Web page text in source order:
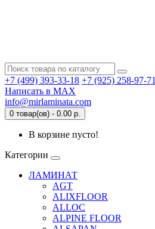
+7 (499) 393-33-18 +7 (925) 258-97-71
Написать в MAX
info@mirlaminata.com
0 товар(ов) - 0.00 р.
В корзине пусто!
Категории
ЛАМИНАТ
AGT
ALIXFLOOR
ALLOC
ALPINE FLOOR